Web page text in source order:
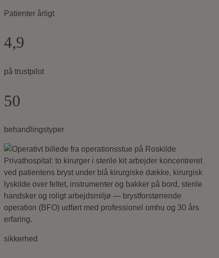
Patienter årligt
4,9
på trustpilot
50
behandlingstyper
sikkerhed